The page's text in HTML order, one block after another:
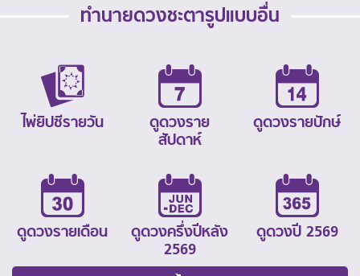
ทำนายดวงชะตารูปแบบอื่น
ไพ่ยิปซีรายวัน
ดูดวงราย
สัปดาห์
ดูดวงรายปักษ์
ดูดวงรายเดือน
ดูดวงครึ่งปีหลัง
2569
ดูดวงปี 2569